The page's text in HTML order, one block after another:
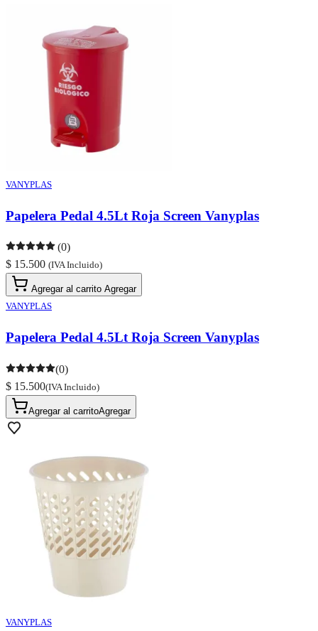
VANYPLAS
Papelera Pedal 4.5Lt Roja Screen Vanyplas
(0)
$ 15.500 (IVA Incluido)
Agregar al carrito Agregar
VANYPLAS
Papelera Pedal 4.5Lt Roja Screen Vanyplas
(0)
$ 15.500(IVA Incluido)
Agregar al carritoAgregar
VANYPLAS